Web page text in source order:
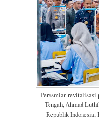
Peresmian revitalisasi
Tengah, Ahmad
Republik Indonesia,